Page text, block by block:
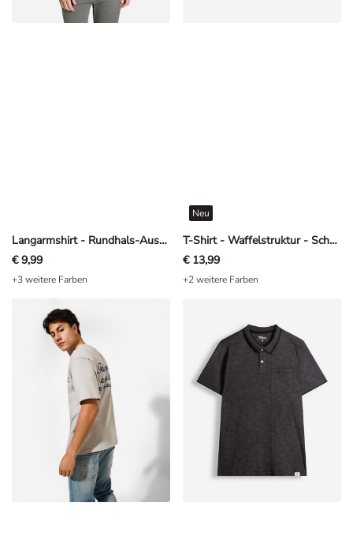
Langarmshirt - Rundhals-Ausschnitt - blau
€ 9,99
+3 weitere Farben
T-Shirt - Waffelstruktur - Schwarz
Neu
€ 13,99
+2 weitere Farben